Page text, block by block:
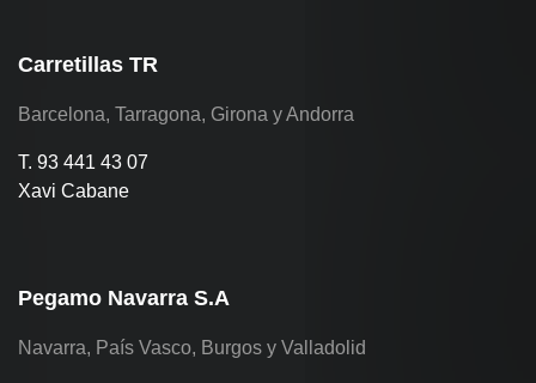
Carretillas TR
Barcelona, Tarragona, Girona y Andorra
T. 93 441 43 07
Xavi Cabane
Pegamo Navarra S.A
Navarra, País Vasco, Burgos y Valladolid